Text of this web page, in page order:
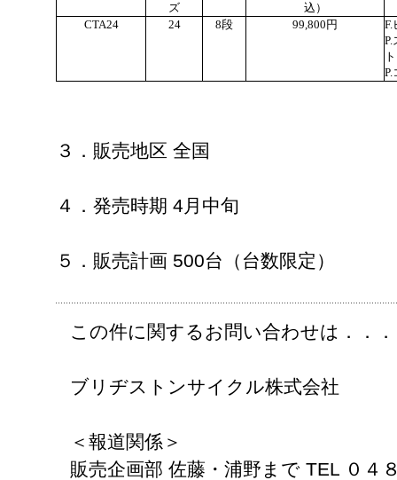
ズ
込）
CTA24
24 8段 99,800円
F.
ト
３．販売地区 全国
４．発売時期 4月中旬
５．販売計画 500台（台数限定）
この件に関するお問い合わせは．．
ブリヂストンサイクル株式会社
＜報道関係＞
販売企画部 佐藤・浦野まで TEL ０４